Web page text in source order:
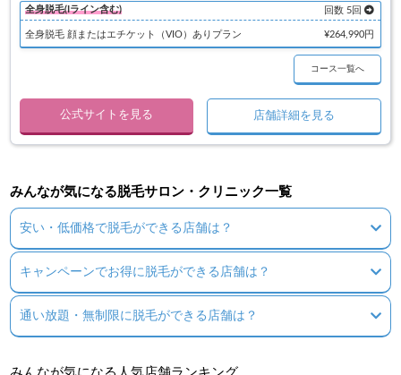
全身脱毛(Iライン含む) 回数 5回
全身脱毛 顔またはエチケット（VIO）ありプラン ¥264,990円
コース一覧へ
公式サイトを見る 店舗詳細を見る
みんなが気になる脱毛サロン・クリニック一覧
安い・低価格で脱毛ができる店舗は？
キャンペーンでお得に脱毛ができる店舗は？
通い放題・無制限に脱毛ができる店舗は？